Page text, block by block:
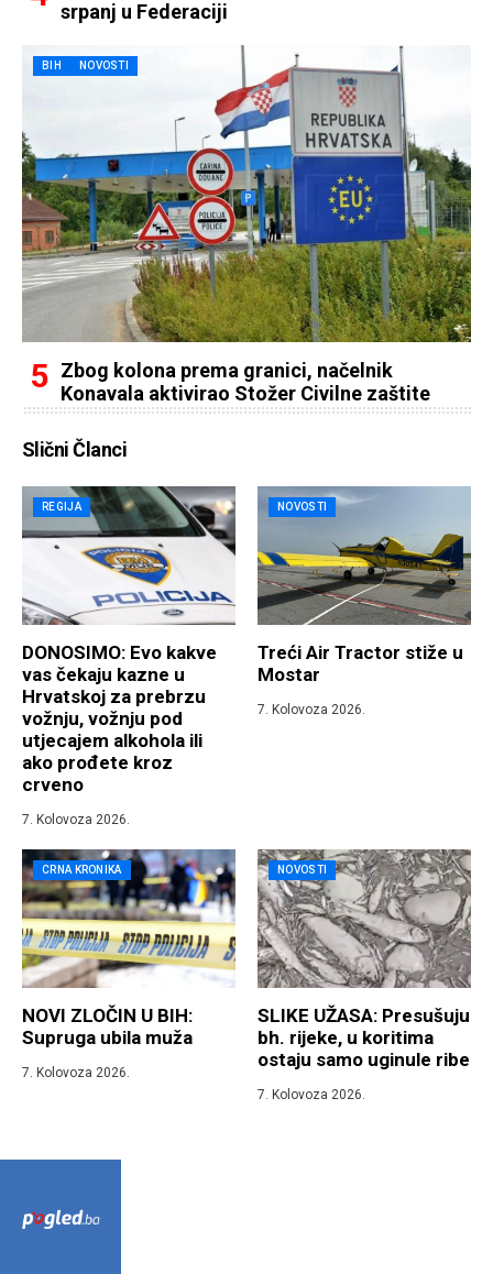
srpanj u Federaciji
BIH NOVOSTI
Zbog kolona prema granici, načelnik
Konavala aktivirao Stožer Civilne zaštite
Slični Članci
REGIJA
DONOSIMO: Evo kakve
vas čekaju kazne u
Hrvatskoj za prebrzu
vožnju, vožnju pod
utjecajem alkohola ili
ako prođete kroz
crveno
7. Kolovoza 2026.
NOVOSTI
Treći Air Tractor stiže u
Mostar
7. Kolovoza 2026.
CRNA KRONIKA
NOVI ZLOČIN U BIH:
Supruga ubila muža
7. Kolovoza 2026.
NOVOSTI
SLIKE UŽASA: Presušuju
bh. rijeke, u koritima
ostaju samo uginule ribe
7. Kolovoza 2026.